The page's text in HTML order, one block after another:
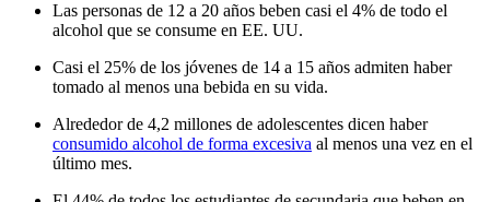
Las personas de 12 a 20 años beben casi el 4% de todo el
alcohol que se consume en EE. UU.
Casi el 25% de los jóvenes de 14 a 15 años admiten haber
tomado al menos una bebida en su vida.
Alrededor de 4,2 millones de adolescentes dicen haber
consumido alcohol de forma excesiva al menos una vez en el
último mes.